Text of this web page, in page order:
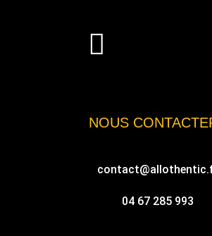
NOUS
04 67 285 993